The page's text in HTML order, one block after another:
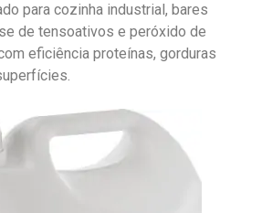
para cozinha industrial, bares
de tensoativos e peróxido de
eficiência proteínas, gorduras